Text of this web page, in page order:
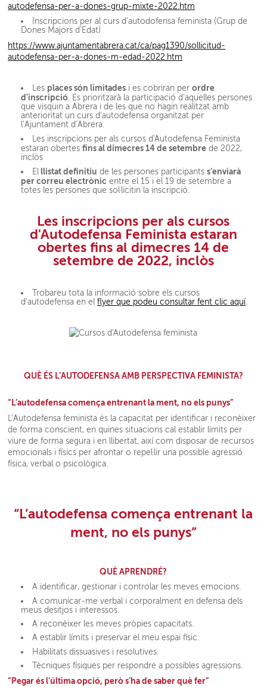
autodefensa-per-a-dones-grup-mixte-2022.htm
Inscripcions per al curs d'autodofensa feminista (Grup de
Dones Majors d'Edat)
https://www.ajuntamentabrera.cat/ca/pag1390/sollicitud-
autodefensa-per-a-dones-m-edad-2022.htm
Les places són limitades i es cobriran perordre
d’inscripció. Es prioritzarà la participació d’aquelles persones
que visquin a Abrera i de les que no hagin realitzat amb
anterioritat un curs d’autodefensa organitzat per
l’Ajuntament d’Abrera.
Les inscripcions per als cursos d'Autodefensa Feminista
estaran obertesfins al dimecres 14 de setembre de 2022,
inclòs
El llistat definitiu de les persones participantss’enviarà
per correu electrònic entre el 15 i el 19 de setembre a
totes les persones que sol·licitin la inscripció.
Les inscripcions per als cursos
d'Autodefensa Feminista estaran
obertesfins al dimecres 14 de
setembre de 2022, inclòs
Trobareu tota la informació sobre els cursos
d'autodefensa en elflyer que podeu consultar fent clic aquí.
QUÈ ÉS L’AUTODEFENSA AMB PERSPECTIVA FEMINISTA?
“L’autodefensa comença entrenant la ment, no els punys”
L’Autodefensa feminista és la capacitat per identificar i reconèixer
de forma conscient, en quines situacions cal establir límits per
viure de forma segura i en llibertat, així com disposar de recursos
emocionals i físics per afrontar o repel·lir una possible agressió
física, verbal o psicològica.
“L’autodefensa comença entrenant la
ment, no els punys”
QUÈ APRENDRÉ?
A identificar, gestionar i controlar les meves emocions.
A comunicar-me verbal i corporalment en defensa dels
meus desitjos i interessos.
A reconèixer les meves pròpies capacitats.
A establir límits i preservar el meu espai físic.
Habilitats dissuasives i resolutives.
Tècniques físiques per respondre a possibles agressions.
“Pegar és l’última opció, però s’ha de saber què fer”